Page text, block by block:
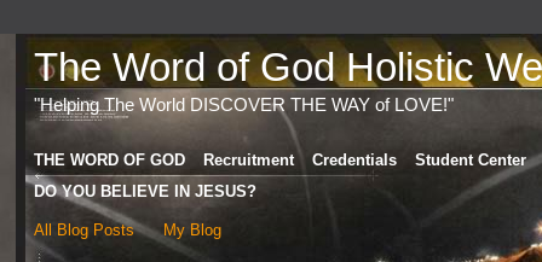
The Word of God Holistic
"Helping The World DISCOVER THE WAY of LOVE!"
THE WORD OF GOD Recruitment Credentials
Student Center
DO YOU BELIEVE IN JESUS?
All Blog Posts My Blog